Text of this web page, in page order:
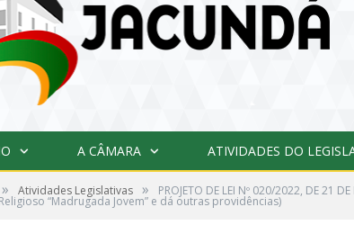
A CÂMARA ATIVIDADES DO
» Atividades Legislativas » PROJETO DE LEI Nº 020/2022, DE
“Madrugada Jovem” e dá outras providências)